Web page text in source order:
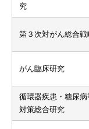
究
第３次対がん総合戦
がん臨床研究
循環器疾患・糖尿
対策総合研究